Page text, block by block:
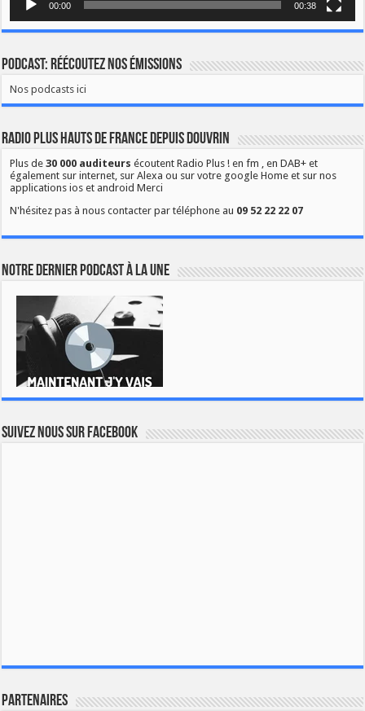
00:00 00:38
Podcast: Réécoutez nos émissions
Nos podcasts ici
Radio Plus Hauts de France depuis Douvrin
Plus de30 000 auditeurs écoutent Radio Plus ! en fm , en DAB+ et
également sur internet, sur Alexa ou sur votre google Home et sur nos
applications ios et android Merci
N'hésitez pas à nous contacter par téléphone au 09 52 22 22 07
Notre dernier podcast à la une
Suivez nous sur Facebook
Partenaires